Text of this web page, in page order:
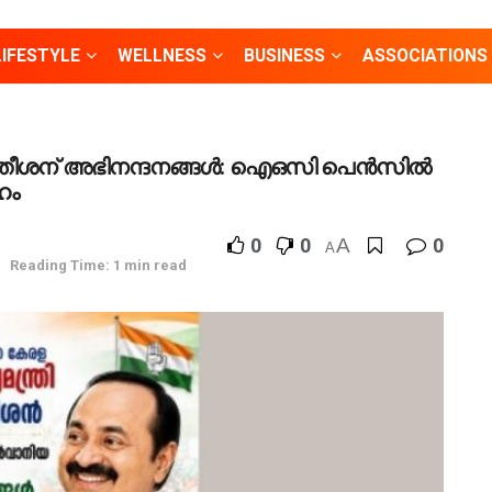
WELLNESS BUSINESS ASSOCIATIONS
അഭിനന്ദനങ്ങൾ: ഐഒസി പെൻസിൽ
Reading Time: 1 min read
0 0 AA 0